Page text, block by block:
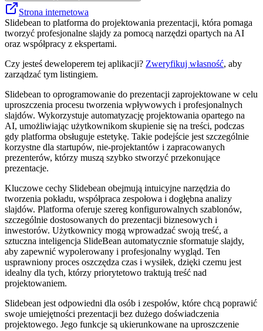
Strona internetowa
Slidebean to platforma do projektowania prezentacji, która pomaga
tworzyć profesjonalne slajdy za pomocą narzędzi opartych na AI
oraz współpracy z ekspertami.
Czy jesteś deweloperem tej aplikacji? Zweryfikuj własność, aby
zarządzać tym listingiem.
Slidebean to oprogramowanie do prezentacji zaprojektowane w celu
uproszczenia procesu tworzenia wpływowych i profesjonalnych
slajdów. Wykorzystuje automatyzację projektowania opartego na
AI, umożliwiając użytkownikom skupienie się na treści, podczas
gdy platforma obsługuje estetykę. Takie podejście jest szczególnie
korzystne dla startupów, nie-projektantów i zapracowanych
prezenterów, którzy muszą szybko stworzyć przekonujące
prezentacje.
Kluczowe cechy Slidebean obejmują intuicyjne narzędzia do
tworzenia pokładu, współpraca zespołowa i dogłębna analizy
slajdów. Platforma oferuje szereg konfigurowalnych szablonów,
szczególnie dostosowanych do prezentacji biznesowych i
inwestorów. Użytkownicy mogą wprowadzać swoją treść, a
sztuczna inteligencja SlideBean automatycznie sformatuje slajdy,
aby zapewnić wypolerowany i profesjonalny wygląd. Ten
usprawniony proces oszczędza czas i wysiłek, dzięki czemu jest
idealny dla tych, którzy priorytetowo traktują treść nad
projektowaniem.
Slidebean jest odpowiedni dla osób i zespołów, które chcą poprawić
swoje umiejętności prezentacji bez dużego doświadczenia
projektowego. Jego funkcje są ukierunkowane na uproszczenie